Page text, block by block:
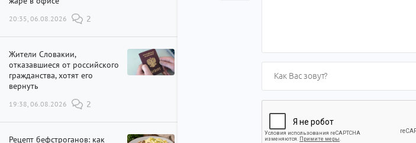
20:35, 06.08.2026 2
Жители Словакии,
отказавшиеся от российского
гражданства, хотят его
вернуть
19:38, 06.08.2026 2
Рецепт бефстроганов: как